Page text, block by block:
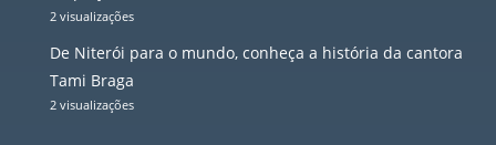
2 visualizações
De Niterói para o mundo, conheça a história da cantora
Tami Braga
2 visualizações